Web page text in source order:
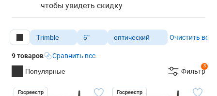
чтобы увидеть скидку
Trimble 5" оптический Очистить все
9 товаров
Сравнить все
Популярные
3
Фильтр
Госреестр Госреестр